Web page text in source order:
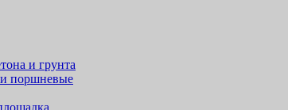
и грунта
и поршневые